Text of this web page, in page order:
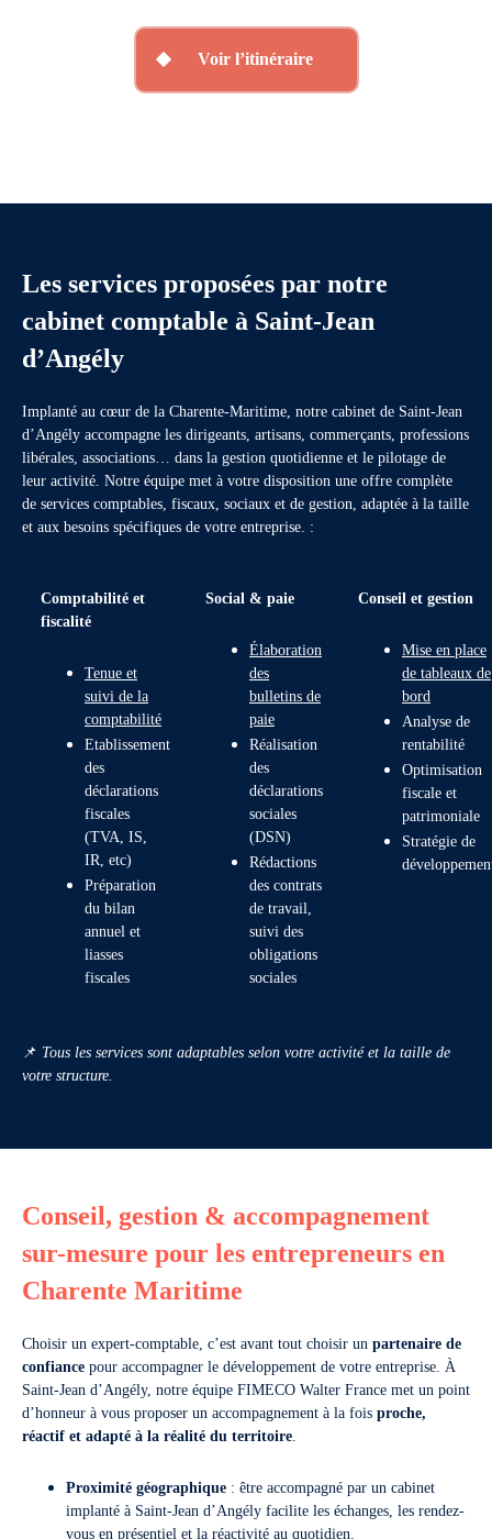
Voir l’itinéraire
Les services proposées par notre
cabinet comptable à Saint-Jean
d’Angély
Implanté au cœur de la Charente-Maritime, notre cabinet de Saint-Jean
d’Angély accompagne les dirigeants, artisans, commerçants, professions
libérales, associations… dans la gestion quotidienne et le pilotage de
leur activité. Notre équipe met à votre disposition une offre complète
de services comptables, fiscaux, sociaux et de gestion, adaptée à la taille
et aux besoins spécifiques de votre entreprise. :
Comptabilité et
fiscalité
Tenue et
suivi de la
comptabilité
Etablissement
des
déclarations
fiscales
(TVA, IS,
IR, etc)
Préparation
du bilan
annuel et
liasses
fiscales
Social & paie
Élaboration
des
bulletins de
paie
Réalisation
des
déclarations
sociales
(DSN)
Rédactions
des contrats
de travail,
suivi des
obligations
sociales
Conseil et gestion
Mise en place
de tableaux de
bord
Analyse de
rentabilité
Optimisation
fiscale et
patrimoniale
Stratégie de
📌 Tous les services sont adaptables selon votre activité et la taille de
votre structure.
Conseil, gestion & accompagnement
sur-mesure pour les entrepreneurs en
Charente Maritime
Choisir un expert-comptable, c’est avant tout choisir un partenaire de
confiance pour accompagner le développement de votre entreprise. À
Saint-Jean d’Angély, notre équipe FIMECO Walter France met un point
d’honneur à vous proposer un accompagnement à la fois proche,
réactif et adapté à la réalité du territoire
Proximité géographique : être accompagné par un cabinet
implanté à Saint-Jean d’Angély facilite les échanges, les rendez-
vous en présentiel et la réactivité au quotidien.